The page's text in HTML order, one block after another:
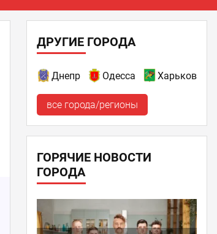
ДРУГИЕ ГОРОДА
Днепр Одесса Харьков
все города/регионы
ГОРЯЧИЕ НОВОСТИ
ГОРОДА